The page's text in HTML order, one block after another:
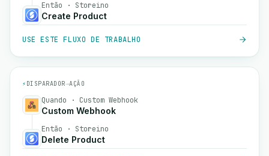
Então · Storeino
Create Product
USE ESTE FLUXO DE TRABALHO
⚡ DISPARADOR→AÇÃO
Quando · Custom Webhook
Custom Webhook
Então · Storeino
Delete Product